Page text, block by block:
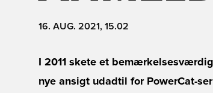
16. AUG. 2021, 15.02
I 2011 skete et
nye ansigt udadtil for PowerCat-